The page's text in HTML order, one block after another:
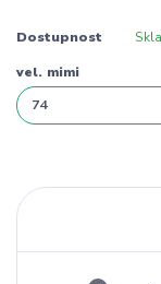
Dostupnost
vel. mimi